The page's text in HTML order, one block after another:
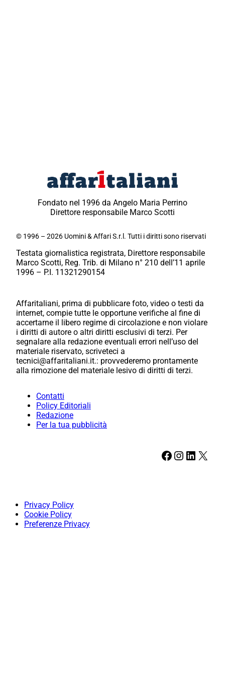
Fondato nel 1996 da Angelo Maria Perrino
Direttore responsabile Marco Scotti
© 1996 – 2026 Uomini & Affari S.r.l. Tutti i diritti sono riservati
Testata giornalistica registrata, Direttore responsabile
Marco Scotti, Reg. Trib. di Milano n° 210 dell’11 aprile
1996 – P.I. 11321290154
Affaritaliani, prima di pubblicare foto, video o testi da
internet, compie tutte le opportune verifiche al fine di
accertarne il libero regime di circolazione e non violare
i diritti di autore o altri diritti esclusivi di terzi. Per
segnalare alla redazione eventuali errori nell’uso del
materiale riservato, scriveteci a
tecnici@affaritaliani.it.: provvederemo prontamente
alla rimozione del materiale lesivo di diritti di terzi.
Contatti
Policy Editoriali
Redazione
Per la tua pubblicità
Facebook Instagram LinkedIn X
Privacy Policy
Cookie Policy
Preferenze Privacy